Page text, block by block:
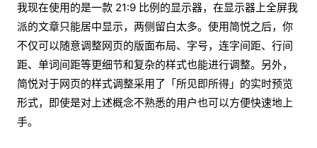
我现在使用的是一款 21:9 比例的显示器，在显示器上全屏我
派的文章只能居中显示，两侧留白太多。使用简悦之后，你
不仅可以随意调整网页的版面布局、字号，连字间距、行间
距、单词间距等更细节和复杂的样式也能进行调整。另外，
简悦对于网页的样式调整采用了「所见即所得」的实时预览
形式，即使是对上述概念不熟悉的用户也可以方便快速地上
手。